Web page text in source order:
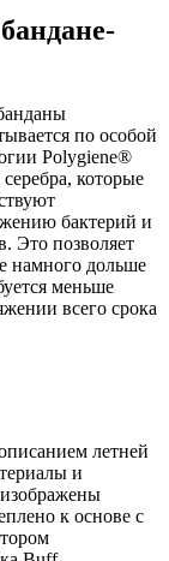
по особой
Polygiene®
которые
бактерий и
Это позволяет
намного дольше
меньше
всего срока
летней
и
к основе с